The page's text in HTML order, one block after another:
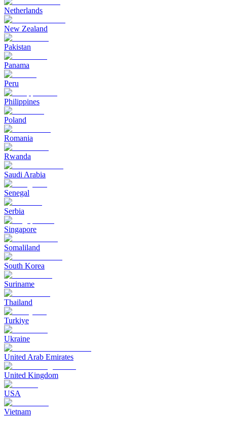
Netherlands
New Zealand
Pakistan
Panama
Peru
Philippines
Poland
Romania
Rwanda
Saudi Arabia
Senegal
Serbia
Singapore
Somaliland
South Korea
Suriname
Thailand
Turkiye
Ukraine
United Arab Emirates
United Kingdom
USA
Vietnam